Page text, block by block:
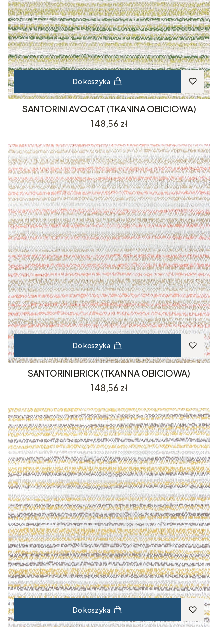
Do koszyka
SANTORINI AVOCAT (TKANINA OBICIOWA)
Cena
148,56 zł
Do koszyka
SANTORINI BRICK (TKANINA OBICIOWA)
Cena
148,56 zł
Do koszyka